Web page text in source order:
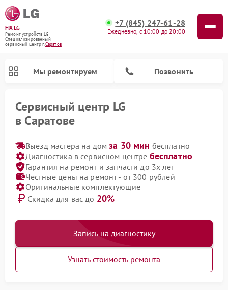
FIX-LG
Ремонт устройств LG
Специализированный
cервисный центр г.Саратов
+7 (845) 247-61-28
Ежедневно, с 10:00 до 20:00
Мы ремонтируем Позвонить
Сервисный центр LG
в Саратове
Выезд мастера на домза 30 мин бесплатно
Диагностика в сервисном центре бесплатно
Гарантия на ремонт и запчасти до 3х лет
Честные цены на ремонт - от 300 рублей
Оригинальные комплектующие
Скидка для вас до 20%
Запись на диагностику
Узнать стоимость ремонта